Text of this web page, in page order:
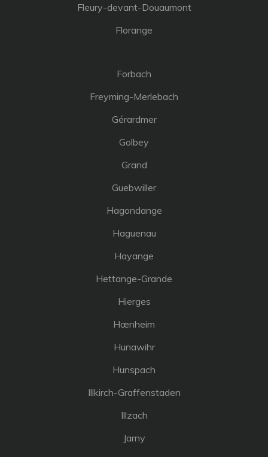
Fleury-devant-Douaumont
Florange
Forbach
Freyming-Merlebach
Gérardmer
Golbey
Grand
Guebwiller
Hagondange
Haguenau
Hayange
Hettange-Grande
Hierges
Hœnheim
Hunawihr
Hunspach
Illkirch-Graffenstaden
Illzach
Jarny